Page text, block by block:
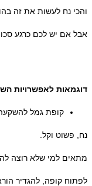
והכי נח לעשות את זה
אבל אם יש לכם כרגע
דוגמאות לאפשרויות
קופת גמל
נח, פשוט וקל.
מתאים למי שלא רוצה
לפתוח קופה, להגדיר